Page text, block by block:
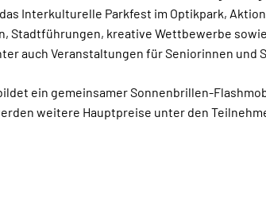
Interkulturelle Parkfest im Optikpark,
Stadtführungen, kreative Wettbewerbe
auch Veranstaltungen für Seniorinnen und
ein gemeinsamer Sonnenbrillen-
weitere Hauptpreise unter den